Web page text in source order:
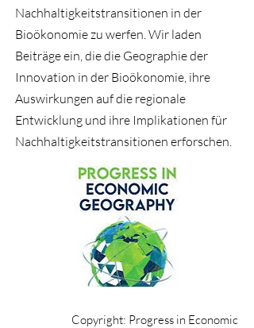
Nachhaltigkeitstransitionen in der
Bioökonomie zu werfen. Wir laden
Beiträge ein, die die Geographie der
Innovation in der Bioökonomie, ihre
Auswirkungen auf die regionale
Entwicklung und ihre Implikationen für
Nachhaltigkeitstransitionen erforschen.
Copyright: Progress in Economic